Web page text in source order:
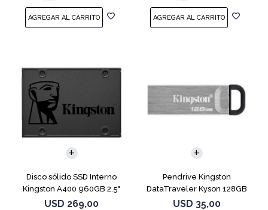
Disco sólido SSD Interno
Kingston A400 960GB 2.5"
SATA 3
USD 269,00
Pendrive Kingston
DataTraveler Kyson 128GB
USB 3.2
USD 35,00